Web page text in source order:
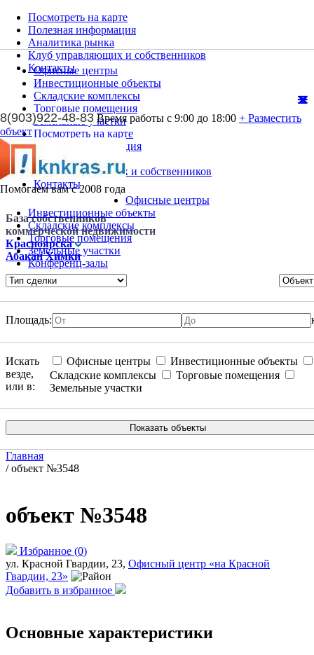
Посмотреть на карте
Полезная информация
Аналитика рынка
Клуб управляющих и собственников
Контакты
8(903)922-48-83 Время работы с 9:00 до 18:00 + Разместить
объект
Помогаем вам с 2008 года
Офисные центры
Инвестиционные объекты
Складские комплексы
Торговые помещения
Земельные участки
Конференц-залы
Офисные центры
Инвестиционные объекты
Складские комплексы
Торговые помещения
Земельные участки
Посмотреть на карте
Полезная информация
Аналитика рынка
Клуб управляющих и собственников
Контакты
База собственников
коммерческой недвижимости
Красноярска
Абакан Химки
Площадь:
Искать
везде,
или в:
Офисные центры
Инвестиционные объекты
Складские комплексы
Торговые помещения
Земельные участки
Главная
/ объект №3548
объект №3548
Избранное (0)
ул. Красной Гвардии, 23, Офисный центр «на Красной
Гвардии, 23»
Добавить в избранное
Основные характеристики